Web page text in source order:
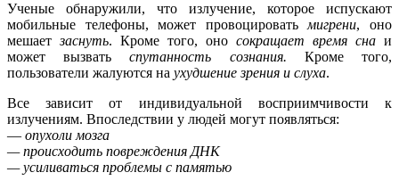
Ученые обнаружили, что излучение, которое испускают
мобильные телефоны, может провоцировать мигрени, оно
мешаетзаснуть. Кроме того, оно сокращает время сна и
может вызватьспутанность сознания. Кроме того,
пользователи жалуются на ухудшение зрения и слуха.
Все зависит от индивидуальной восприимчивости к
излучениям. Впоследствии у людей могут появляться:
— опухоли мозга
— происходить повреждения ДНК
— усиливаться проблемы с памятью